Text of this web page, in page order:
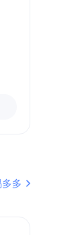
区
多